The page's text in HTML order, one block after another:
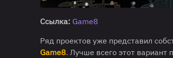
Ссылка: Game8
Ряд проектов уже представил
Game8. Лучше всего этот вариант